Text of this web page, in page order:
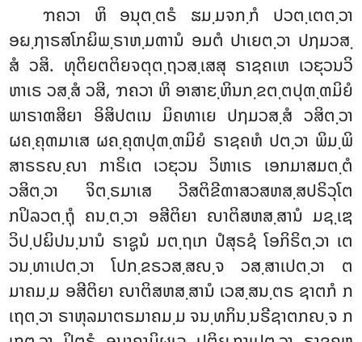
ຠຄວາ ຫິ ອນຸຕ຺ຕຣໍ ຘມ຺ມຈກ຺ກໍ ປວຕ຺ເຕຕ຺ວາ
ອຏ຺ຐາຣສໂກຏິພ຺ຣາຫ຺ມຓານໍ ອມຕໍ ປາເຍຕ຺ວາ ປຐມວສ຺
ສໍ ວສິ. ທຸຕິຍຕຕິຍຈຕຸຕ຺ຖວສ຺ເສສຸ ຣາຊຄເຫ ເວຬຸວນວິ
ຫາເຣ ວສ຺ສໍ ວສິ, ຠຄວາ ຫິ ອາສາຬ຺ຫິນກ຺ຂຕ຺ຕປຸຓ຺ຓມິຍໍ
ພາຣາຓສິຍາ ອິສິປຕເນ ມິຄທາເຍ ປຐມວສ຺ສໍ ວສິຕ຺ວາ
ຜຄ຺ຄຸຓມາເສ ຜຄ຺ຄຸຓປຸຓ຺ຓມິຍໍ ຣາຊຄຫໍ ປຕ຺ວາ ພິມ຺ພິ
ສາຣຣຎ຺ຎາ ກາຣິເຕ ເວຬຸວນ ວິຫາເຣ ເອກມາສມຕ຺ຕໍ
ວສິຕ຺ວາ ຈິຕ຺ຣມາເສ ວີສຕິຂີຓາສວສຫສ຺ສປຣິວຸໂຕ
ກປິລວຕ຺ຖຸໍ ຄນ຺ຕ຺ວາ ອສີຕິຍາ ຎາຕິສຫສ຺ສານໍ ມຊ຺ເຌ
ວິປ຺ປຏິປນ຺ນານໍ ຣາຊູນໍ ມຕ຺ຖເກ ປໍສຸຣຊໍ ໂອກິຣິຕ຺ວາ ເຕ
ວນ຺ທາເປຕ຺ວາ ໂປກ຺ຂຣວສ຺ສຎ຺ຈ ວສ຺ສາເປຕ຺ວາ ຕ
ມາຄມ຺ມ ອສີຕິຍາ ຎາຕິສຫສ຺ສານໍ ເວສ຺ສນ຺ຕຣ ຊາຕກໍ ກ
ເຖຕ຺ວາ ຣາຫຸລມາຕຣມາຄມ຺ມ ຈນ຺ທກິນ຺ນຣີຊາຕກຎ຺ຈ ກ